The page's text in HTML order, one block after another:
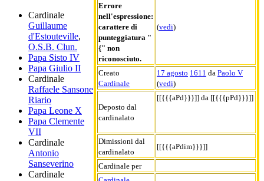
Errore
nell'espressione:
carattere di
punteggiatura "
{" non
riconosciuto.
(vedi)
Creato
Cardinale
17 agosto 1611 da Paolo V
(vedi)
Deposto dal
cardinalato
[[{{{aPd}}}]] da [[{{{pPd}}}]]
Dimissioni dal
cardinalato
[[{{{aPdim}}}]]
Cardinale per
Cardinale
Guillaume
d'Estouteville,
O.S.B. Clun.
Papa Sisto IV
Papa Giulio II
Cardinale
Raffaele Sansone
Riario
Papa Leone X
Papa Clemente
VII
Cardinale
Antonio
Sanseverino
Cardinale